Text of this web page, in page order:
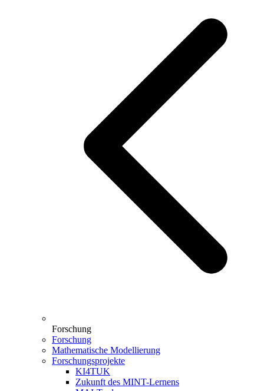
Forschung
Forschung
Mathematische Modellierung
Forschungsprojekte
KI4TUK
Zukunft des MINT-Lernens